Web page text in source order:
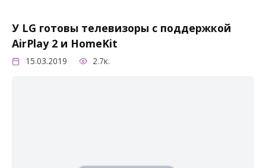
У LG готовы телевизоры с поддержкой
AirPlay 2 и HomeKit
15.03.2019 2.7к.